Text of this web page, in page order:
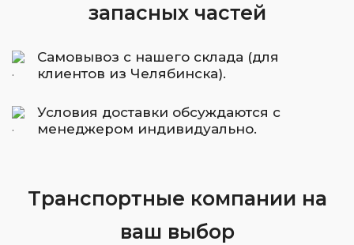
запасных частей
Самовывоз с нашего склада (для
клиентов из Челябинска).
Условия доставки обсуждаются с
менеджером индивидуально.
Транспортные компании на
ваш выбор